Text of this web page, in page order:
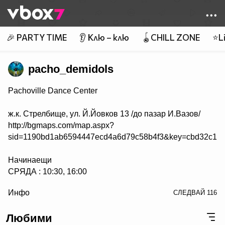
👾
🎉 PARTY TIME 👂 Клю – клю 🪀CHILL ZONE
pacho_demidols
Pachoville Dance Center
ж.к. Стрелбище, ул. Й.Йовков 13 /до пазар И.Вазов/
http://bgmaps.com/map.aspx?
Начинаещи
СРЯДА : 10:30, 16:00
НЕДЕЛЯ : 15:00, 17:00
Напреднали
Инфо СЛЕДВАЙ 116
Любими